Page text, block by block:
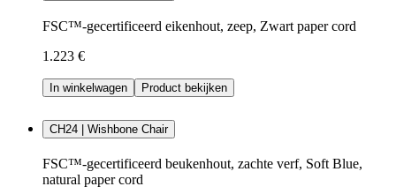
FSC™-gecertificeerd eikenhout, zeep, Zwart paper cord
1.223 €
In winkelwagen Product bekijken
CH24 | Wishbone Chair
FSC™-gecertificeerd beukenhout, zachte verf, Soft Blue,
natural paper cord